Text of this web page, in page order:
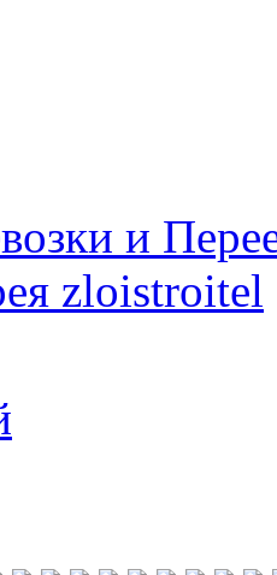
и
zloistroitel